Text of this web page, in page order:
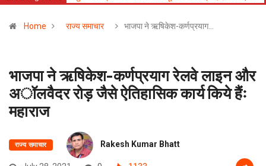
Home राज्य समाचार भाजपा ने ऋषिकेश-कर्णप्रयाग…
भाजपा ने ऋषिकेश-कर्णप्रयाग रेलवे लाइन और
अॉलवैदर रोड़ जैसे ऐतिहासिक कार्य किये हैंः
महाराज
राज्य समाचार Rakesh Kumar Bhatt